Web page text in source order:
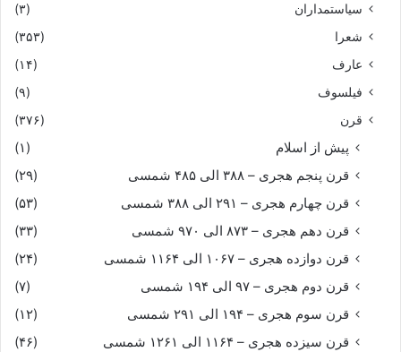
سیاستمداران
(۳)
شعرا
(۳۵۳)
عارف
(۱۴)
فیلسوف
(۹)
قرن
(۳۷۶)
پیش از اسلام
(۱)
قرن پنجم هجری – ۳۸۸ الی ۴۸۵ شمسی
(۲۹)
قرن چهارم هجری – ۲۹۱ الی ۳۸۸ شمسی
(۵۳)
قرن دهم هجری – ۸۷۳ الی ۹۷۰ شمسی
(۳۳)
قرن دوازده هجری – ۱۰۶۷ الی ۱۱۶۴ شمسی
(۲۴)
قرن دوم هجری – ۹۷ الی ۱۹۴ شمسی
(۷)
قرن سوم هجری – ۱۹۴ الی ۲۹۱ شمسی
(۱۲)
قرن سیزده هجری – ۱۱۶۴ الی ۱۲۶۱ شمسی
(۴۶)